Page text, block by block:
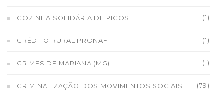
COZINHA SOLIDÁRIA DE PICOS (1)
CRÉDITO RURAL PRONAF (1)
CRIMES DE MARIANA (MG) (1)
CRIMINALIZAÇÃO DOS MOVIMENTOS SOCIAIS (79)